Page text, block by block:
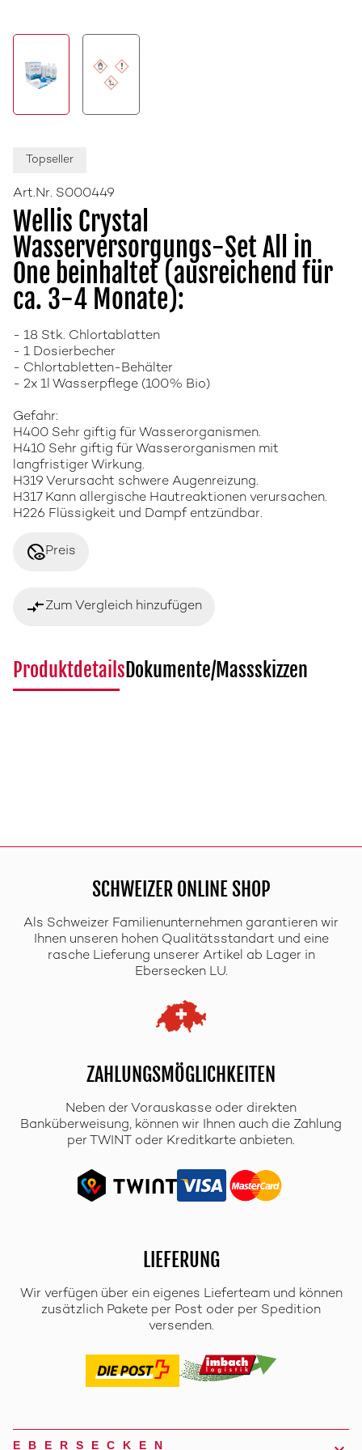
Topseller
Art.Nr. S000449
Wellis Crystal
Wasserversorgungs-Set All in
One beinhaltet (ausreichend für
ca. 3-4 Monate):
- 18 Stk. Chlortablatten
- 1 Dosierbecher
- Chlortabletten-Behälter
- 2x 1l Wasserpflege (100% Bio)
Gefahr:
H400 Sehr giftig für Wasserorganismen.
H410 Sehr giftig für Wasserorganismen mit
langfristiger Wirkung.
H319 Verursacht schwere Augenreizung.
H317 Kann allergische Hautreaktionen verursachen.
H226 Flüssigkeit und Dampf entzündbar.
disabled_visiblePreis
compare_arrowsZum Vergleich hinzufügen
ProduktdetailsDokumente/Massskizzen
SCHWEIZER ONLINE SHOP
Als Schweizer Familienunternehmen garantieren wir
Ihnen unseren hohen Qualitätsstandart und eine
rasche Lieferung unserer Artikel ab Lager in
Ebersecken LU.
ZAHLUNGSMÖGLICHKEITEN
Neben der Vorauskasse oder direkten
Banküberweisung, können wir Ihnen auch die Zahlung
per TWINT oder Kreditkarte anbieten.
LIEFERUNG
Wir verfügen über ein eigenes Lieferteam und können
zusätzlich Pakete per Post oder per Spedition
versenden.
EBERSECKEN